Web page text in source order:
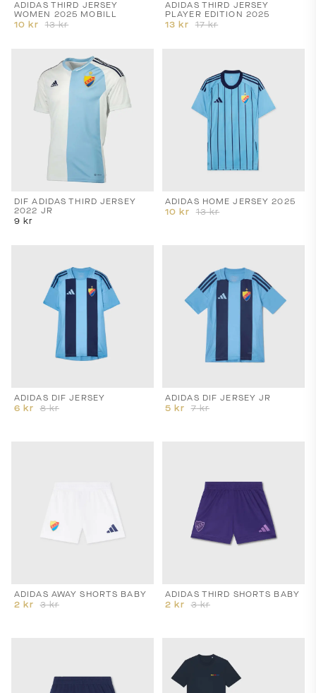
ADIDAS THIRD JERSEY
WOMEN 2025 MOBILL
10 kr 13kr
ADIDAS THIRD JERSEY
PLAYER EDITION 2025
13 kr 17kr
DIF ADIDAS THIRD JERSEY
2022 JR
9 kr
ADIDAS HOME JERSEY 2025
10 kr 13kr
ADIDAS DIF JERSEY
6 kr 8kr
ADIDAS DIF JERSEY JR
5 kr 7kr
ADIDAS AWAY SHORTS BABY
2 kr 3kr
ADIDAS THIRD SHORTS BABY
2 kr 3kr